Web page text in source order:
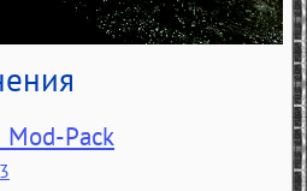
Mod-Pack